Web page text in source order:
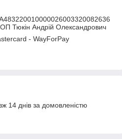
Тюкін Андрій Олександрович
- WayForPay
14 днів за домовленістю